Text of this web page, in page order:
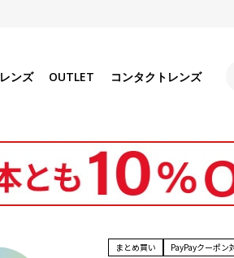
レンズ OUTLET コンタクトレンズ
まとめ買い PayPayクーポン